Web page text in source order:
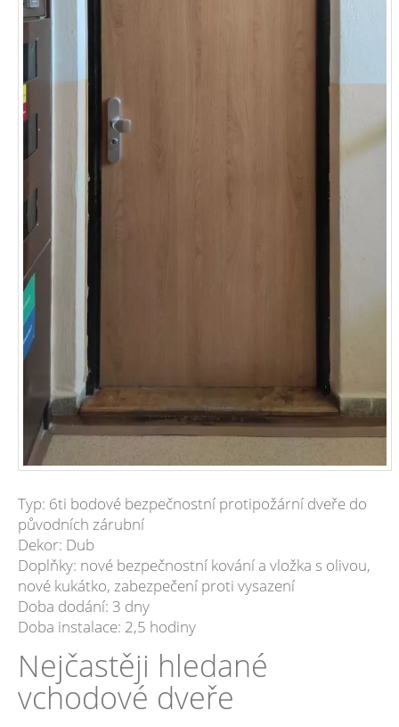
Typ: 6ti bodové bezpečnostní protipožární dveře do
původních zárubní
Dekor: Dub
Doplňky: nové bezpečnostní kování a vložka s olivou,
nové kukátko, zabezpečení proti vysazení
Doba dodání: 3 dny
Doba instalace: 2,5 hodiny
Nejčastěji hledané
vchodové dveře